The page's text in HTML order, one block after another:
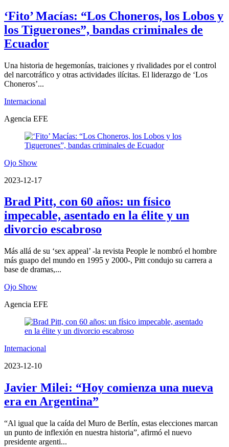
‘Fito’ Macías: “Los Choneros, los Lobos y
los Tiguerones”, bandas criminales de
Ecuador
Una historia de hegemonías, traiciones y rivalidades por el control
del narcotráfico y otras actividades ilícitas. El liderazgo de ‘Los
Choneros’...
Internacional
Agencia EFE
Ojo Show
2023-12-17
Brad Pitt, con 60 años: un físico
impecable, asentado en la élite y un
divorcio escabroso
Más allá de su ‘sex appeal’ -la revista People le nombró el hombre
más guapo del mundo en 1995 y 2000-, Pitt condujo su carrera a
base de dramas,...
Ojo Show
Agencia EFE
Internacional
2023-12-10
Javier Milei: “Hoy comienza una nueva
era en Argentina”
“Al igual que la caída del Muro de Berlín, estas elecciones marcan
un punto de inflexión en nuestra historia”, afirmó el nuevo
presidente argenti...